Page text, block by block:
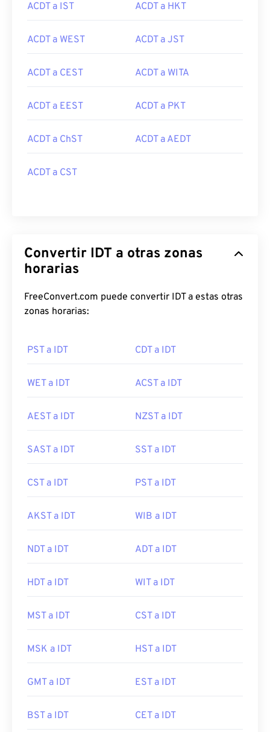
ACDT a IST ACDT a HKT
ACDT a WEST ACDT a JST
ACDT a CEST ACDT a WITA
ACDT a EEST ACDT a PKT
ACDT a ChST ACDT a AEDT
ACDT a CST
Convertir IDT a otras zonas
horarias
FreeConvert.com puede convertir IDT a estas otras
zonas horarias:
PST a IDT CDT a IDT
WET a IDT ACST a IDT
AEST a IDT NZST a IDT
SAST a IDT SST a IDT
CST a IDT PST a IDT
AKST a IDT WIB a IDT
NDT a IDT ADT a IDT
HDT a IDT WIT a IDT
MST a IDT CST a IDT
MSK a IDT HST a IDT
GMT a IDT EST a IDT
BST a IDT CET a IDT